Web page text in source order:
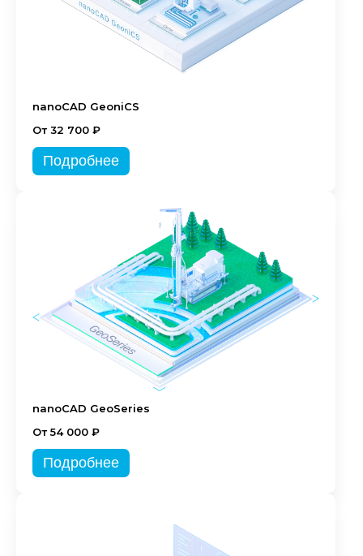
nanoCAD GeoniCS
От 32 700 ₽
Подробнее
nanoCAD GeoSeries
От 54 000 ₽
Подробнее